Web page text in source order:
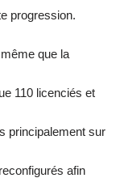
progression.
que la
110 licenciés et
principalement sur
afin